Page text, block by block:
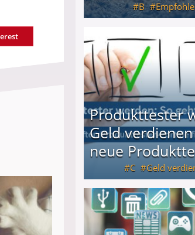
B
20 seriöse Möglichkeiten
Produkttester
Geld
neue
C Geld
Geld verdienen ↻ Täglich neue